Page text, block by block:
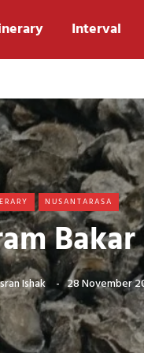
Interval
NUSANTARASA
Ishak 28 November